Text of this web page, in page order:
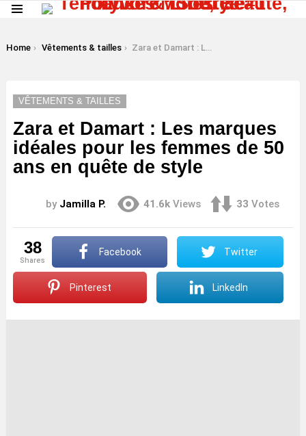
You are here:
Home Vêtements & tailles Zara et Damart : Les marques idéales pour les femmes de 50 ans en quête de style
VÊTEMENTS & TAILLES
Zara et Damart : Les marques
idéales pour les femmes de 50
ans en quête de style
by Jamilla P. 41.6k Views 33 Votes
38
shares
Facebook Twitter
Pinterest LinkedIn